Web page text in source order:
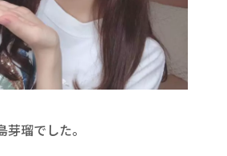
瑠でした。